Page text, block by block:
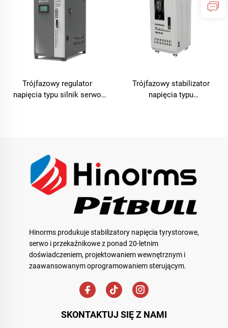
Trójfazowy regulator
napięcia typu silnik serwo
Trójfazowy stabilizator
napięcia typu
Hinorms produkuje stabilizatory napięcia tyrystorowe,
serwo i przekaźnikowe z ponad 20-letnim
doświadczeniem, projektowaniem wewnętrznym i
zaawansowanym oprogramowaniem sterującym.
SKONTAKTUJ SIĘ Z NAMI